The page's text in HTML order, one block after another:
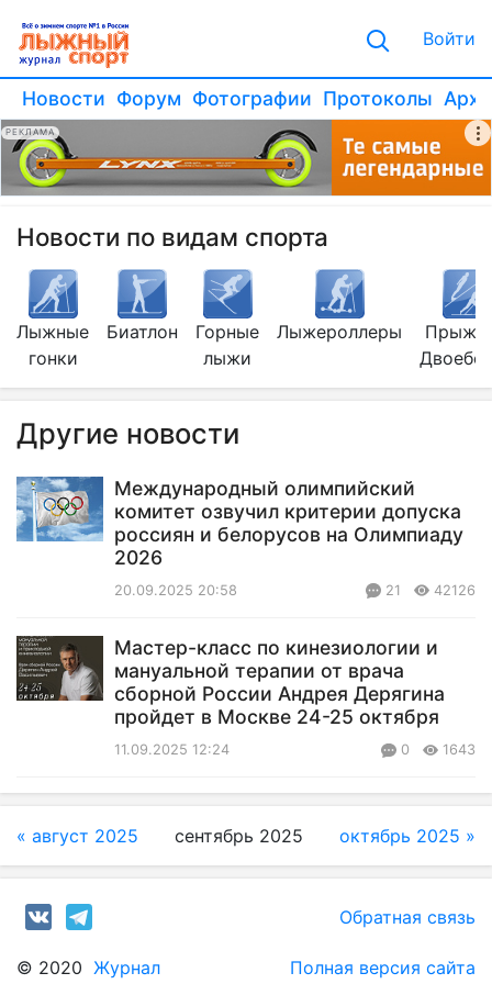
Войти
Новости Форум Фотографии Протоколы
РЕКЛАМА
Новости по видам спорта
Лыжные
гонки
Биатлон
Горные
лыжи
Лыжероллеры
Другие новости
Международный олимпийский
комитет озвучил критерии допуска
россиян и белорусов на Олимпиаду
2026
20.09.2025 20:58 21 42126
Мастер-класс по кинезиологии и
мануальной терапии от врача
сборной России Андрея Дерягина
пройдет в Москве 24-25 октября
11.09.2025 12:24 0 1643
« август 2025 сентябрь 2025 октябрь 2025 »
Обратная связь
© 2020 Журнал
Полная версия сайта